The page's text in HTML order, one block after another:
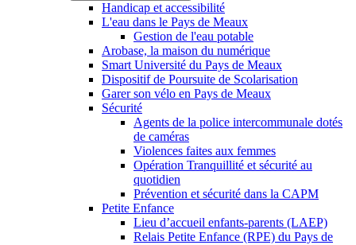
Handicap et accessibilité
L'eau dans le Pays de Meaux
Gestion de l'eau potable
Arobase, la maison du numérique
Smart Université du Pays de Meaux
Dispositif de Poursuite de Scolarisation
Garer son vélo en Pays de Meaux
Sécurité
Agents de la police intercommunale dotés
de caméras
Violences faites aux femmes
Opération Tranquillité et sécurité au
quotidien
Prévention et sécurité dans la CAPM
Petite Enfance
Lieu d’accueil enfants-parents (LAEP)
Relais Petite Enfance (RPE) du Pays de